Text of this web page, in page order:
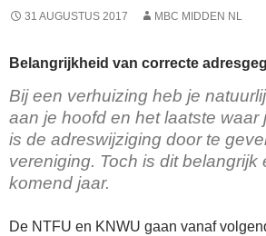
31 AUGUSTUS 2017 MBC MIDDEN NL
Belangrijkheid van correcte
Bij een verhuizing heb je
aan je hoofd en het laatste waar
is de adreswijziging door te
vereniging. Toch is dit belangrijk
komend jaar.
De NTFU en KNWU gaan vanaf